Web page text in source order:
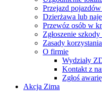
Przejazd
Dzierżawa lub
Przewóz osób w
Zgłoszenie
Zasady
O firmie
Wydziały
Kontakt z
Zgłoś awarię
Akcja Zima